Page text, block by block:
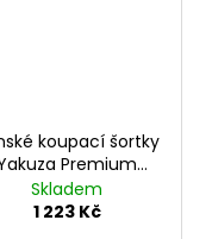
koupací šortky
Premium
YPSW 4076
zelené olivové
Skladem
1 223 Kč